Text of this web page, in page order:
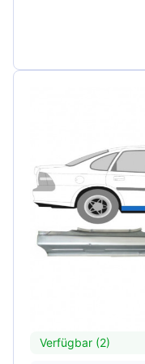
Verfügbar (2)